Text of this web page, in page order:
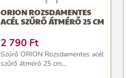
ORION ROZSDAMENTES
ACÉL SZŰRŐ ÁTMÉRŐ 25 CM
2 790 Ft
Szűrő ORION Rozsdamentes acél
szűrő átmérő 25 cm...